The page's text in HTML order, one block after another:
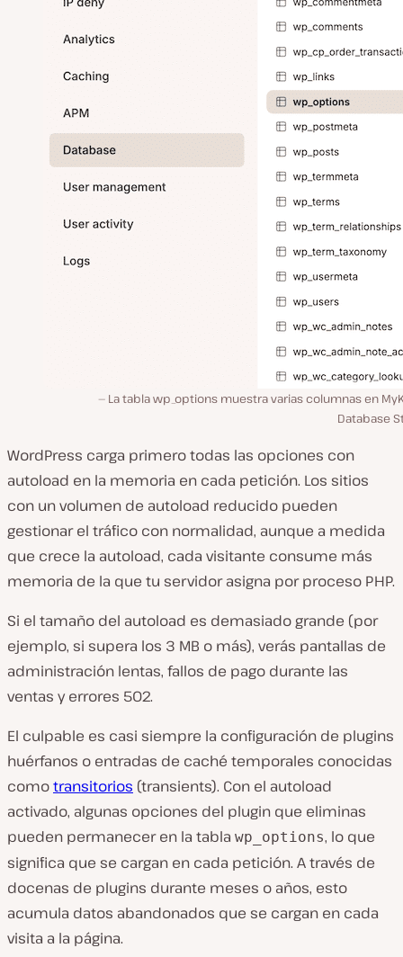
La tabla wp_options muestra varias columnas en
Database
WordPress carga primero todas las opciones con
autoload en la memoria en cada petición. Los sitios
con un volumen de autoload reducido pueden
gestionar el tráfico con normalidad, aunque a medida
que crece la autoload, cada visitante consume más
memoria de la que tu servidor asigna por proceso PHP.
Si el tamaño del autoload es demasiado grande (por
ejemplo, si supera los 3 MB o más), verás pantallas de
administración lentas, fallos de pago durante las
ventas y errores 502.
El culpable es casi siempre la configuración de plugins
huérfanos o entradas de caché temporales conocidas
comotransitorios (transients). Con el autoload
activado, algunas opciones del plugin que eliminas
pueden permanecer en la tabla wp_options, lo que
significa que se cargan en cada petición. A través de
docenas de plugins durante meses o años, esto
acumula datos abandonados que se cargan en cada
visita a la página.